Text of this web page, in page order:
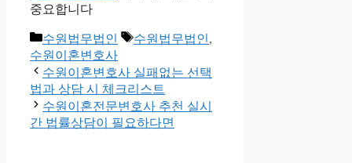
중요합니다
카
테
고
리
수원법무법인
태
수원법무법인,
수원이혼변호사
수원이혼변호사 실패없는 선택
법과 상담 시 체크리스트
수원이혼전문변호사 추천 실시
간 법률상담이 필요하다면